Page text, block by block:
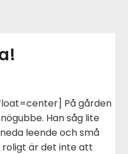
På gården
Han såg lite
leende och små
roligt är det inte att